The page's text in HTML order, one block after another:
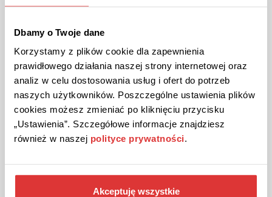
Dbamy o Twoje dane
Korzystamy z plików cookie dla zapewnienia
prawidłowego działania naszej strony internetowej oraz
analiz w celu dostosowania usług i ofert do potrzeb
naszych użytkowników. Poszczególne ustawienia plików
cookies możesz zmieniać po kliknięciu przycisku
„Ustawienia”. Szczegółowe informacje znajdziesz
również w naszej polityce prywatności.
Akceptuję wszystkie
Kupon ważny do odwołania